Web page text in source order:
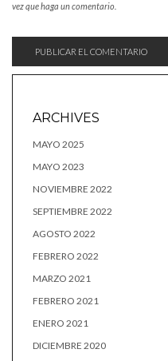
vez que haga un comentario.
ARCHIVES
MAYO 2025
MAYO 2023
NOVIEMBRE 2022
SEPTIEMBRE 2022
AGOSTO 2022
FEBRERO 2022
MARZO 2021
FEBRERO 2021
ENERO 2021
DICIEMBRE 2020